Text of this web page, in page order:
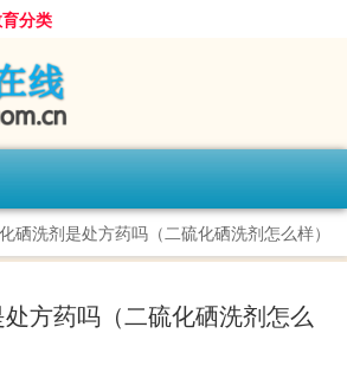
分类
硒洗剂是处方药吗（二硫化硒洗剂怎么样）
方药吗（二硫化硒洗剂怎么